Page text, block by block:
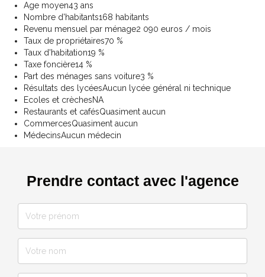
Age moyen43 ans
Nombre d'habitants168 habitants
Revenu mensuel par ménage2 090 euros / mois
Taux de propriétaires70 %
Taux d'habitation19 %
Taxe foncière14 %
Part des ménages sans voiture3 %
Résultats des lycéesAucun lycée général ni technique
Ecoles et crèchesNA
Restaurants et cafésQuasiment aucun
CommercesQuasiment aucun
MédecinsAucun médecin
Prendre contact avec l'agence